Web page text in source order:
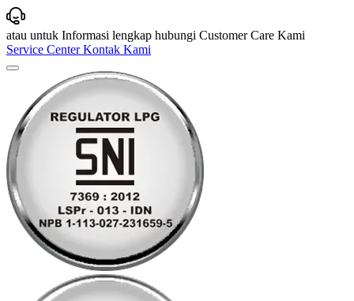
atau untuk Informasi lengkap hubungi Customer Care Kami
Service CenterKontak Kami